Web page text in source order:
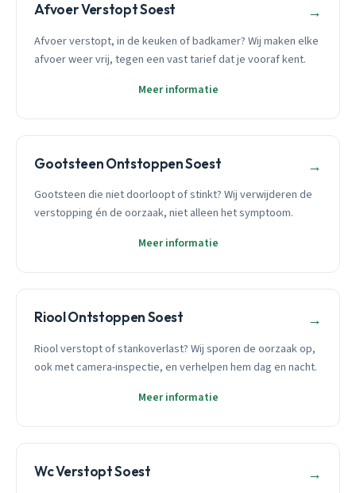
Afvoer Verstopt Soest →
Afvoer verstopt, in de keuken of badkamer? Wij maken elke
afvoer weer vrij, tegen een vast tarief dat je vooraf kent.
Meer informatie
Gootsteen Ontstoppen Soest →
Gootsteen die niet doorloopt of stinkt? Wij verwijderen de
verstopping én de oorzaak, niet alleen het symptoom.
Meer informatie
Riool Ontstoppen Soest →
Riool verstopt of stankoverlast? Wij sporen de oorzaak op,
ook met camera-inspectie, en verhelpen hem dag en nacht.
Meer informatie
Wc Verstopt Soest →